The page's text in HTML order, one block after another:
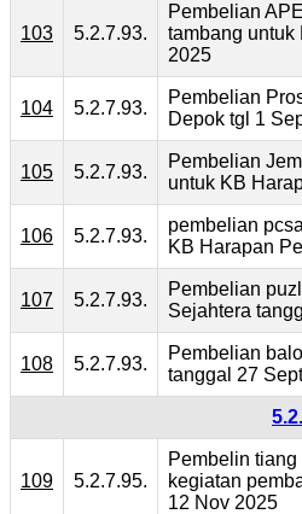
103 5.2.7.93.
Pembelian
tambang untuk
2025
104 5.2.7.93.
Pembelian
Depok tgl 1
105 5.2.7.93.
Pembelian
untuk KB
106 5.2.7.93.
pembelian
KB Harapan
107 5.2.7.93.
Pembelian
Sejahtera
108 5.2.7.93.
Pembelian
tanggal 27
109 5.2.7.95.
Pembelin
kegiatan
12 Nov 2025